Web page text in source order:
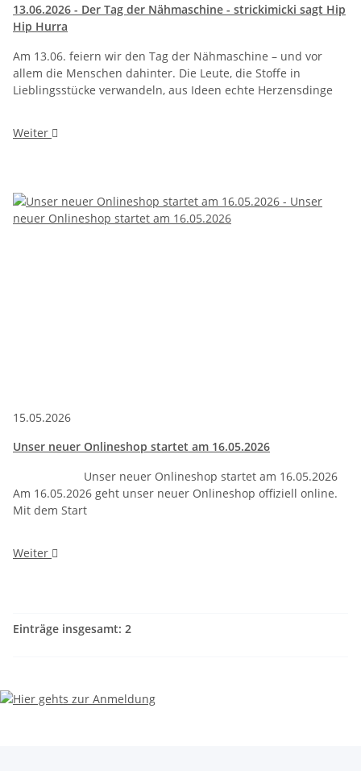
13.06.2026 - Der Tag der Nähmaschine - strickimicki sagt Hip
Hip Hurra
Am 13.06. feiern wir den Tag der Nähmaschine – und vor
allem die Menschen dahinter. Die Leute, die Stoffe in
Lieblingsstücke verwandeln, aus Ideen echte Herzensdinge
Weiter
15.05.2026
Unser neuer Onlineshop startet am 16.05.2026
Unser neuer Onlineshop startet am 16.05.2026
Am 16.05.2026 geht unser neuer Onlineshop offiziell online.
Mit dem Start
Weiter
Einträge insgesamt: 2